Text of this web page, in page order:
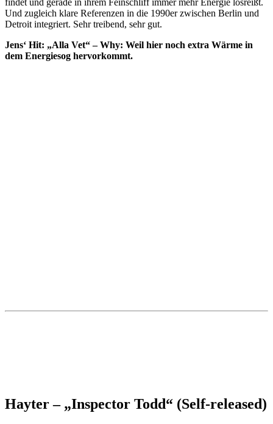
findet und gerade in ihrem Feinschliff immer mehr Energie losreißt.
Und zugleich klare Referenzen in die 1990er zwischen Berlin und
Detroit integriert. Sehr treibend, sehr gut.
Jens‘ Hit: „Alla Vet“ – Why: Weil hier noch extra Wärme in
dem Energiesog hervorkommt.
Hayter – „Inspector Todd“ (Self-released)